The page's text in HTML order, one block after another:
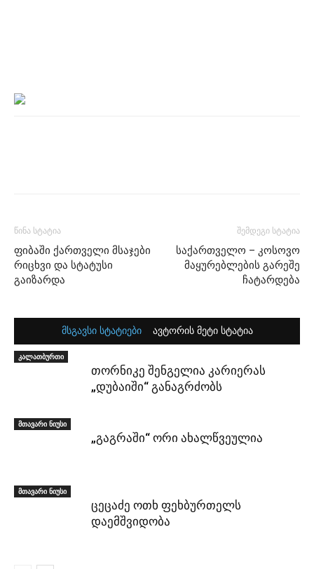
წინა სტატია
ფიბაში ქართველი მსაჯები
რიცხვი და სტატუსი
გაიზარდა
შემდეგი სტატია
საქართველო – კოსოვო
მაყურებლების გარეშე
ჩატარდება
მსგავსი სტატიები ავტორის მეტი სტატია
კალათბურთი
თორნიკე შენგელია კარიერას
„დუბაიში“ განაგრძობს
მთავარი ნიუსი
„გაგრაში“ ორი ახალწვეულია
მთავარი ნიუსი
ცეცაძე ოთხ ფეხბურთელს
დაემშვიდობა